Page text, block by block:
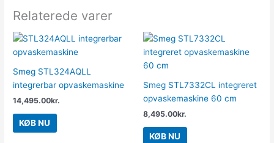
Relaterede varer
Smeg STL324AQLL
integrerbar opvaskemaskine
14,495.00kr.
KØB NU
Smeg STL7332CL integreret
opvaskemaskine 60 cm
8,495.00kr.
KØB NU